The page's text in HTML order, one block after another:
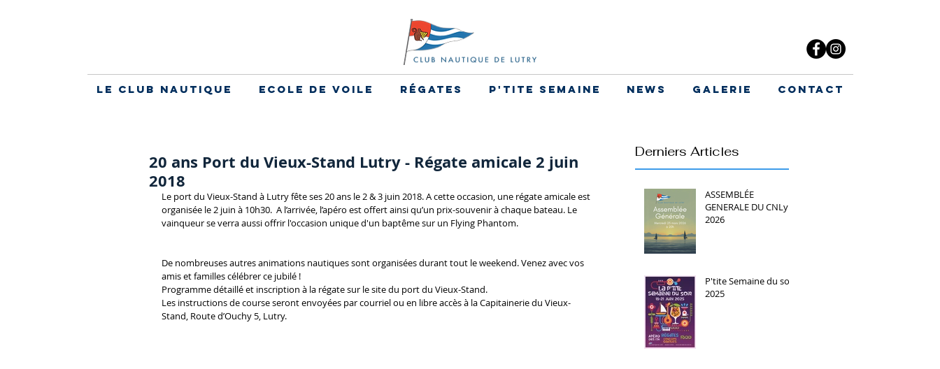
Le Club Nautique Ecole de voile Régates P'tite Semaine News Galerie Contact
20 ans Port du Vieux-Stand Lutry - Régate amicale 2 juin
2018
Le port du Vieux-Stand à Lutry fête ses 20 ans le 2 & 3 juin 2018. A cette occasion, une régate amicale est
organisée le 2 juin à 10h30.  A l’arrivée, l’apéro est offert ainsi qu’un prix-souvenir à chaque bateau. Le
vainqueur se verra aussi offrir l'occasion unique d'un baptême sur un Flying Phantom.
De nombreuses autres animations nautiques sont organisées durant tout le weekend. Venez avec vos
amis et familles célébrer ce jubilé !
Programme détaillé et inscription à la régate sur le site du port du Vieux-Stand.
Les instructions de course seront envoyées par courriel ou en libre accès à la Capitainerie du Vieux-
Stand, Route d’Ouchy 5, Lutry.
Derniers Articles
ASSEMBLÉE
GENERALE DU CNLy
2026
P'tite Semaine du soir
2025